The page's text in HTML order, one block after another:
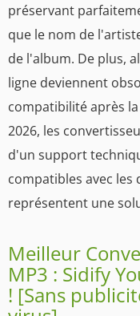
préservant
que le nom de
de l'album. De plus,
ligne deviennent
compatibilité après
2026, les
d'un support
compatibles avec les
représentent une
Meilleur
MP3 : Sidify
! [Sans